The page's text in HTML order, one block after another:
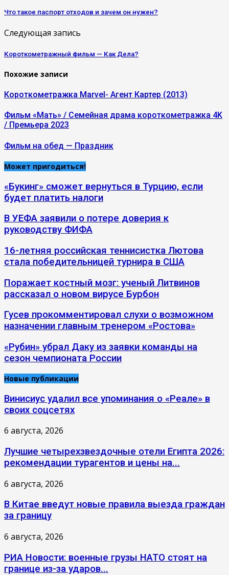
Что такое паспорт отходов и зачем он нужен?
Следующая запись
Короткометражный фильм — Как Дела?
Похожие записи
Короткометражка Marvel- Агент Картер (2013)
Фильм «Мать» / Семейная драма короткометражка 4K
/ Премьера 2023
Фильм на обед — Праздник
Может пригодиться!
«Букинг» сможет вернуться в Турцию, если
будет платить налоги
В УЕФА заявили о потере доверия к
руководству ФИФА
16-летняя российская теннисистка Лютова
стала победительницей турнира в США
Поражает костный мозг: ученый Литвинов
рассказал о новом вирусе Бурбон
Гусев прокомментировал слухи о возможном
назначении главным тренером «Ростова»
«Рубин» убрал Даку из заявки команды на
сезон чемпионата России
Новые публикации
Винисиус удалил все упоминания о «Реале» в
своих соцсетях
6 августа, 2026
Лучшие четырехзвездочные отели Египта 2026:
рекомендации турагентов и цены на...
6 августа, 2026
В Китае введут новые правила выезда граждан
за границу
6 августа, 2026
РИА Новости: военные грузы НАТО стоят на
границе из-за ударов...